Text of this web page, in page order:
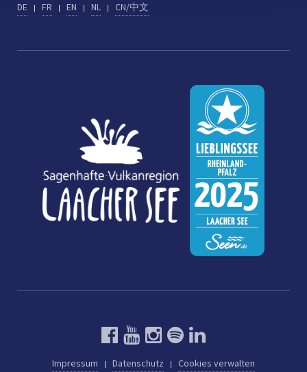
DE FR EN NL CN/中文
Impressum Datenschutz Cookies verwalten